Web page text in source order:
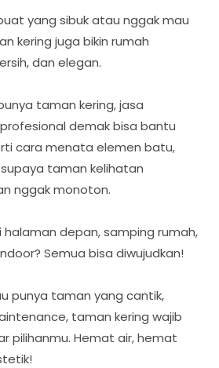
yang sibuk atau nggak mau
kering juga bikin rumah
dan elegan.
taman kering, jasa
demak bisa bantu
cara menata elemen batu,
taman kelihatan
nggak monoton.
halaman depan, samping rumah,
Semua bisa diwujudkan!
punya taman yang cantik,
taman kering wajib
pilihanmu. Hemat air, hemat